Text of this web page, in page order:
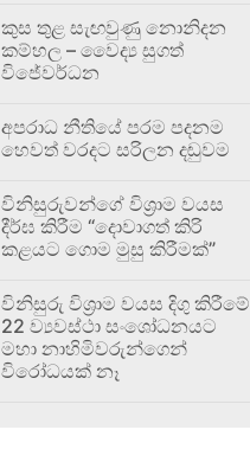
කුස තුළ සැඟවුණු නොනිදන
කම්හල – වෛද්‍ය සුගත්
විජේවර්ධන
අපරාධ නීතියේ පරම පදනම
හෙවත් වරදට සරිලන දඬුවම
විනිසුරුවන්ගේ විශ්‍රාම වයස
දීර්ඝ කිරීම “දොවාගත් කිරි
කළයට ගොම මුසු කිරීමක්”
විනිසුරු විශ්‍රාම වයස දිගු කිරීමේ
22 ව්‍යවස්ථා සංශෝධනයට
මහා නාහිමිවරුන්ගෙන්
විරෝධයක් නෑ